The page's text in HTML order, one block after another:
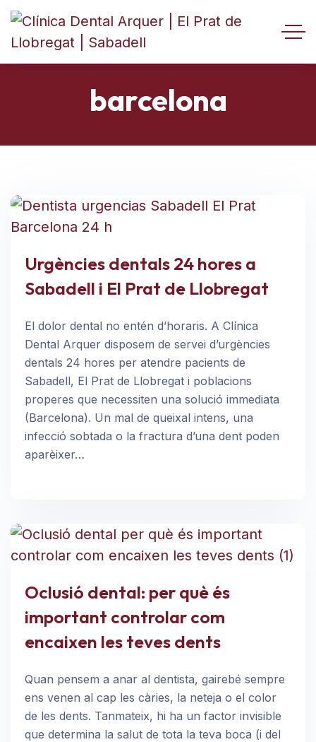
barcelona
Urgències dentals 24 hores a
Sabadell i El Prat de Llobregat
El dolor dental no entén d’horaris. A Clínica
Dental Arquer disposem de servei d’urgències
dentals 24 hores per atendre pacients de
Sabadell, El Prat de Llobregat i poblacions
properes que necessiten una solució immediata
(Barcelona). Un mal de queixal intens, una
infecció sobtada o la fractura d’una dent poden
aparèixer…
Oclusió dental: per què és
important controlar com
encaixen les teves dents
Quan pensem a anar al dentista, gairebé sempre
ens venen al cap les càries, la neteja o el color
de les dents. Tanmateix, hi ha un factor invisible
que determina la salut de tota la teva boca (i del